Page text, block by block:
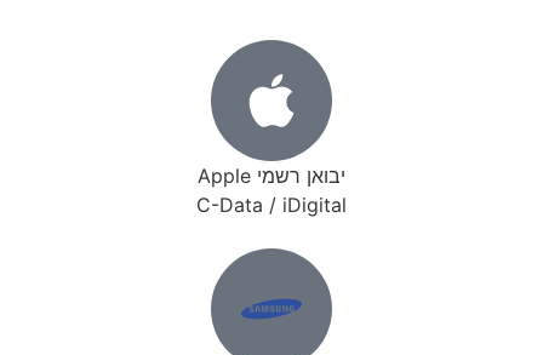
יבואן רשמי Apple
C-Data / iDigital